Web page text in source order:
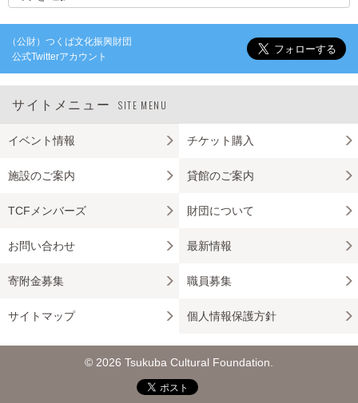
（公財）つくば文化振興財団
公式Twitterアカウント
サイトメニュー SITE MENU
イベント情報 チケット購入
施設のご案内 貸館のご案内
TCFメンバーズ 財団について
お問い合わせ 最新情報
寄附金募集 職員募集
サイトマップ 個人情報保護方針
© 2026 Tsukuba Cultural Foundation.